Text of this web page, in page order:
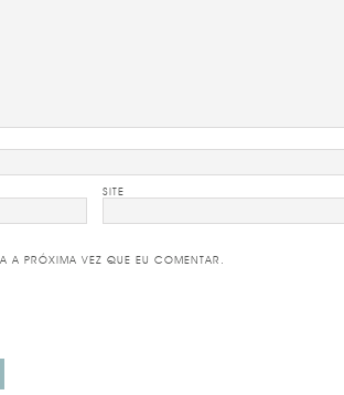
SITE
A PRÓXIMA VEZ QUE EU COMENTAR.